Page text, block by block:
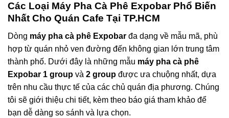
Các Loại Máy Pha Cà Phê ExpobarPhổ Biến
Nhất Cho Quán Cafe Tại TP.HCM
Dòng máy pha cà phê Expobar đa dạng về mẫu mã, phù
hợp từ quán nhỏ ven đường đến không gian lớn trung tâm
thành phố. Dưới đây là những mẫu máy pha cà phê
Expobar 1 group và 2 group được ưa chuộng nhất, dựa
trên nhu cầu thực tế của các chủ quán địa phương. Chúng
tôi sẽ giới thiệu chi tiết, kèm theo báo giá tham khảo để
bạn dễ dàng so sánh và lựa chọn.